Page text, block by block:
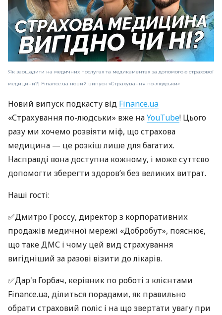
Як заощадити на медичних послугах та медикаментах за допомогою страхової
медицини?| Finance.ua новий випуск «Страхування по-людськи»
Новий випуск подкасту від Finance.ua
«Страхування по-людськи» вже наYouTube! Цього
разу ми хочемо розвіяти міф, що страхова
медицина — це розкіш лише для багатих.
Насправді вона доступна кожному, і може суттєво
допомогти зберегти здоров’я без великих витрат.
Наші гості:
✅Дмитро Гроссу, директор з корпоративних
продажів медичної мережі «Добробут», пояснює,
що таке ДМС і чому цей вид страхування
вигідніший за разові візити до лікарів.
✅Дар'я Горбач, керівник по роботі з клієнтами
Finance.ua, ділиться порадами, як правильно
обрати страховий поліс і на що звертати увагу при